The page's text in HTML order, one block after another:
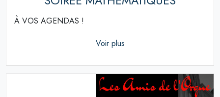
À VOS AGENDAS !
Voir plus